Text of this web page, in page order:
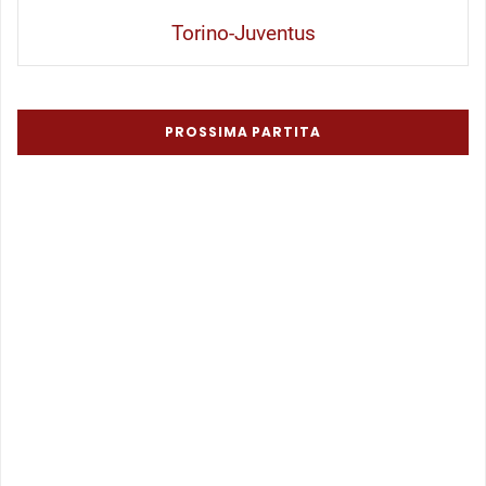
Torino-Juventus
PROSSIMA PARTITA